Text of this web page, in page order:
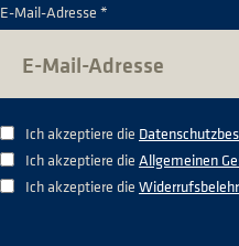
E-Mail-Adresse *
Ich akzeptiere die
Ich akzeptiere die Allgemeinen
Ich akzeptiere die